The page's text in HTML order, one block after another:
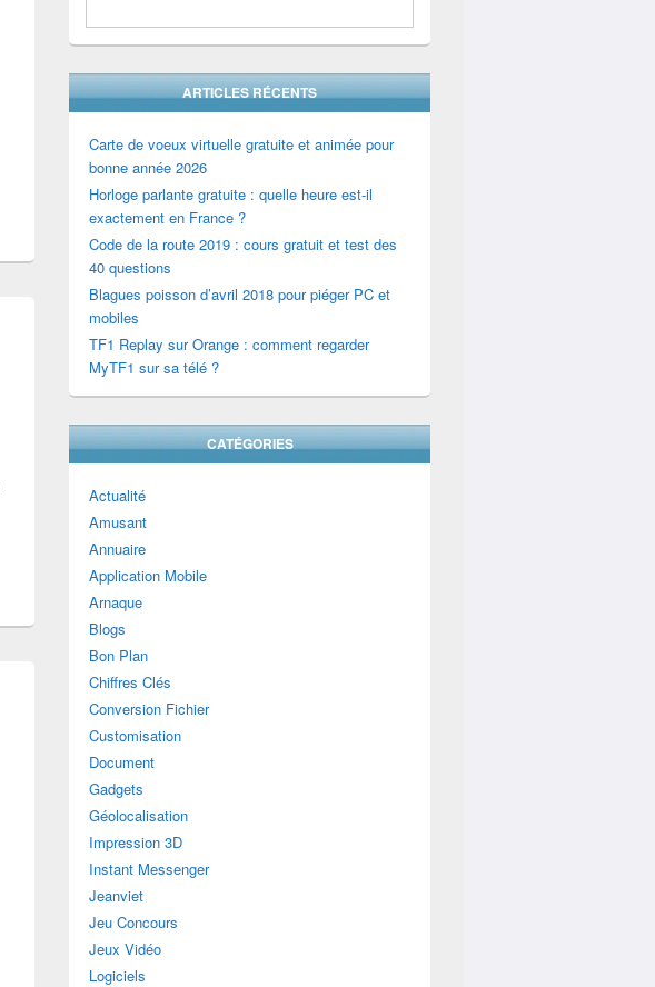
ARTICLES RÉCENTS
Carte de voeux virtuelle gratuite et animée pour
bonne année 2026
Horloge parlante gratuite : quelle heure est-il
exactement en France ?
Code de la route 2019 : cours gratuit et test des
40 questions
Blagues poisson d’avril 2018 pour piéger PC et
mobiles
TF1 Replay sur Orange : comment regarder
MyTF1 sur sa télé ?
CATÉGORIES
Actualité
Amusant
Annuaire
Application Mobile
Arnaque
Blogs
Bon Plan
Chiffres Clés
Conversion Fichier
Customisation
Document
Gadgets
Géolocalisation
Impression 3D
Instant Messenger
Jeanviet
Jeu Concours
Jeux Vidéo
Logiciels